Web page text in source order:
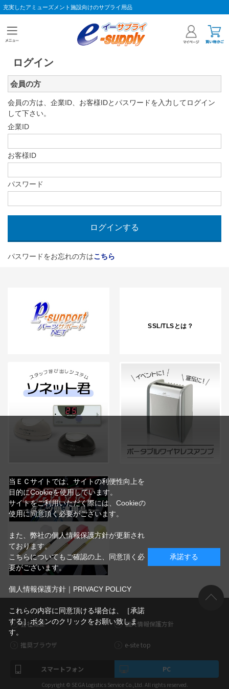
充実したアミューズメント施設向けのサプライ用品
ログイン
会員の方
会員の方は、企業ID、お客様IDとパスワードを入力してログイン
して下さい。
企業ID
お客様ID
パスワード
パスワードをお忘れの方はこちら
SSL/TLSとは？
会社概要 個人情報保護方針
推奨ブラウザ e-site top
スマートフォン PC
Copyright © SEGA Logistics Service Co.,Ltd. All rights reserved.
当ＥＣサイトでは、サイトの利便性向上を
目的にCookieを使用しています。
サイトをご利用いただく際には、Cookieの
使用に同意頂く必要がございます。
また、弊社の個人情報保護方針が更新され
ております。
こちらについてもご確認の上、同意頂く必
要がございます。
個人情報保護方針｜PRIVACY POLICY
これらの内容に同意頂ける場合は、［承諾
する］ボタンのクリックをお願い致しま
す。
承諾する